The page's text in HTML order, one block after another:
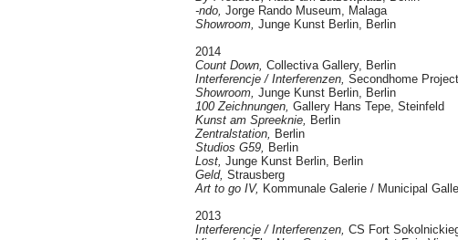
-ndo, Jorge Rando Museum, Malaga
Showroom, Junge Kunst Berlin, Berlin
2014
Count Down, Collectiva Gallery, Berlin
Interferencje / Interferenzen, Secondhome
Showroom, Junge Kunst Berlin, Berlin
100 Zeichnungen, Gallery Hans Tepe, Steinfeld
Kunst am Spreeknie, Berlin
Zentralstation, Berlin
Studios G59, Berlin
Lost, Junge Kunst Berlin, Berlin
Geld, Strausberg
Art to go IV, Kommunale Galerie / Municipal
2013
Interferencje / Interferenzen, CS Fort